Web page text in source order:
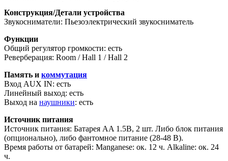
Конструкция/Детали устройства
Звукосниматели: Пьезоэлектрический звукосниматель
Функции
Общий регулятор громкости: есть
Реверберация: Room / Hall 1 / Hall 2
Память и коммутация
Вход AUX IN: есть
Линейный выход: есть
Выход на наушники: есть
Источник питания
Источник питания: Батарея AA 1.5В, 2 шт. Либо блок питания
(опционально), либо фантомное питание (28-48 В).
Время работы от батарей: Manganese: ок. 12 ч. Alkaline: ок. 24
ч.